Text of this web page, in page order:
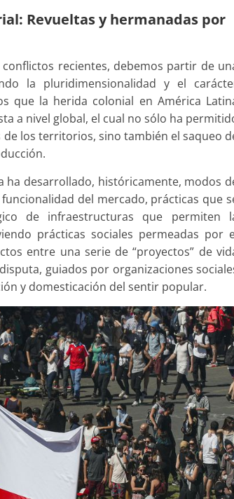
Revueltas y hermanadas por
recientes, debemos partir de
la pluridimensionalidad y el
que la herida colonial en América
a nivel global, el cual no sólo ha
los territorios, sino también el saqueo
ha desarrollado, históricamente, modos
del mercado, prácticas que
de infraestructuras que permiten
prácticas sociales permeadas por
entre una serie de “proyectos” de
guiados por organizaciones
y domesticación del sentir popular.